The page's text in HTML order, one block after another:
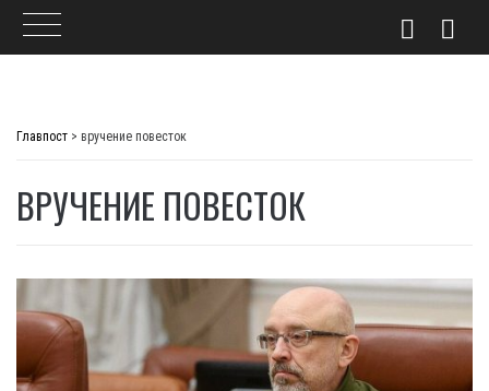
Главпост > вручение повесток
ВРУЧЕНИЕ ПОВЕСТОК